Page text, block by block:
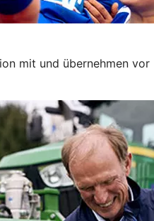
mit und übernehmen vor